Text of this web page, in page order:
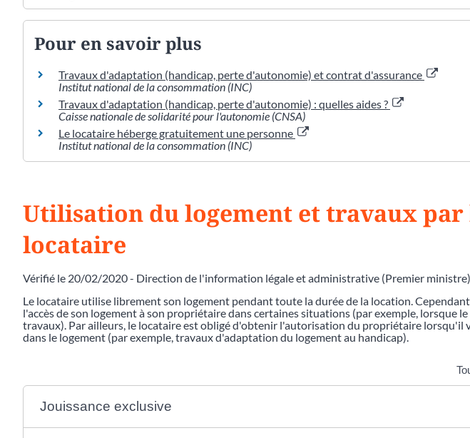
Pour en savoir plus
Travaux d'adaptation (handicap, perte d'autonomie) et contrat d'assurance
Institut national de la consommation (INC)
Travaux d'adaptation (handicap, perte d'autonomie) : quelles aides ?
Caisse nationale de solidarité pour l'autonomie (CNSA)
Le locataire héberge gratuitement une personne
Institut national de la consommation (INC)
Utilisation du logement et travaux par
locataire
Vérifié le 20/02/2020 - Direction de l'information légale et administrative (Premier ministre)
Le locataire utilise librement son logement pendant toute la durée de la location.
l'accès de son logement à son propriétaire dans certaines situations (par exemple, lorsque
travaux). Par ailleurs, le locataire est obligé d'obtenir l'autorisation du propriétaire lorsqu'il
dans le logement (par exemple, travaux d'adaptation du logement au handicap).
Jouissance exclusive